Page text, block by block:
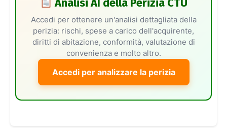
Accedi per ottenere un'analisi dettagliata della
perizia: rischi, spese a carico dell'acquirente,
diritti di abitazione, conformità, valutazione di
convenienza e molto altro.
Accedi per analizzare la perizia